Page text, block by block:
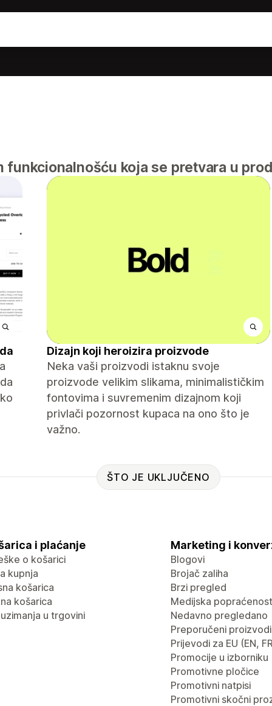
funkcionalnošću koja se pretvara u
Dizajn koji heroizira proizvode
Neka vaši proizvodi istaknu svoje
proizvode velikim slikama, minimalističkim
fontovima i suvremenim dizajnom koji
privlači pozornost kupaca na ono što je
važno.
ŠTO JE UKLJUČENO
i plaćanje
o košarici
kupnja
košarica
košarica
u trgovini
Marketing i
Blogovi
Brojač zaliha
Brzi pregled
Medijska popraćenost
Nedavno pregledano
Preporučeni proizvodi
Prijevodi za EU (EN,
Promocije u izborniku
Promotivne pločice
Promotivni natpisi
Promotivni skočni